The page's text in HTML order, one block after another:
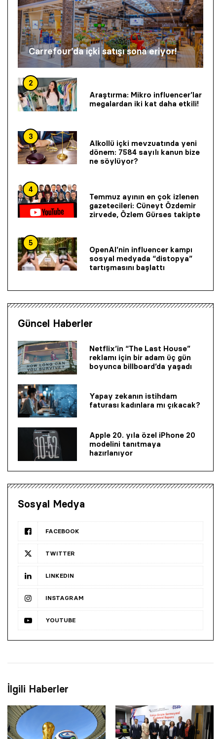
Carrefour’da içki satışı sona eriyor!
2
Araştırma: Mikro influencer’lar
megalardan iki kat daha etkili!
3
Alkollü içki mevzuatında yeni
dönem: 7584 sayılı kanun bize
ne söylüyor?
4
Temmuz ayının en çok izlenen
gazetecileri: Cüneyt Özdemir
zirvede, Özlem Gürses takipte
5
OpenAI’nin influencer kampı
sosyal medyada “distopya”
tartışmasını başlattı
Güncel Haberler
Netflix’in “The Last House”
reklamı için bir adam üç gün
boyunca billboard’da yaşadı
Yapay zekanın istihdam
faturası kadınlara mı çıkacak?
Apple 20. yıla özel iPhone 20
modelini tanıtmaya
hazırlanıyor
Sosyal Medya
FACEBOOK
TWITTER
LINKEDIN
INSTAGRAM
YOUTUBE
İlgili Haberler